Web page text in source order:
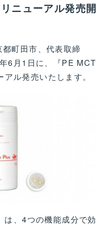
ニューアル発売開
町田市、代表取締
6月1日に、『PE MCT
ル発売いたします。
は、4つの機能成分で効